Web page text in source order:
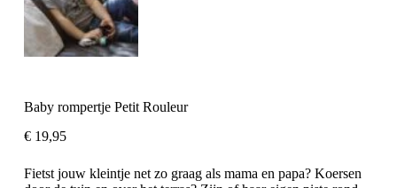
Baby rompertje Petit Rouleur
€19,95
Fietst jouw kleintje net zo graag als mama en papa? Koersen